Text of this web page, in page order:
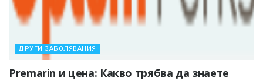
ДРУГИ ЗАБОЛЯВАНИЯ
Premarin и цена: Какво трябва да знаете